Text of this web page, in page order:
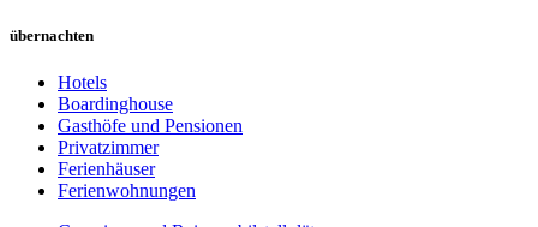
übernachten
Hotels
Boardinghouse
Gasthöfe und Pensionen
Privatzimmer
Ferienhäuser
Ferienwohnungen